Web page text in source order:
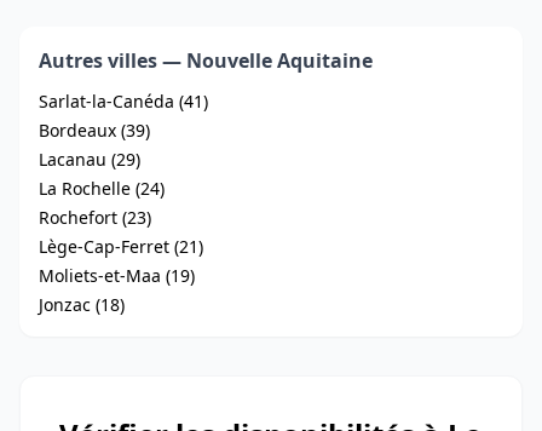
Autres villes — Nouvelle Aquitaine
Sarlat-la-Canéda (41)
Bordeaux (39)
Lacanau (29)
La Rochelle (24)
Rochefort (23)
Lège-Cap-Ferret (21)
Moliets-et-Maa (19)
Jonzac (18)